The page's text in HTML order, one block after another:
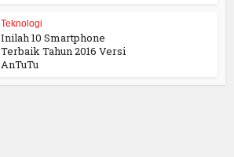
Teknologi
Inilah 10 Smartphone
Terbaik Tahun 2016 Versi
AnTuTu